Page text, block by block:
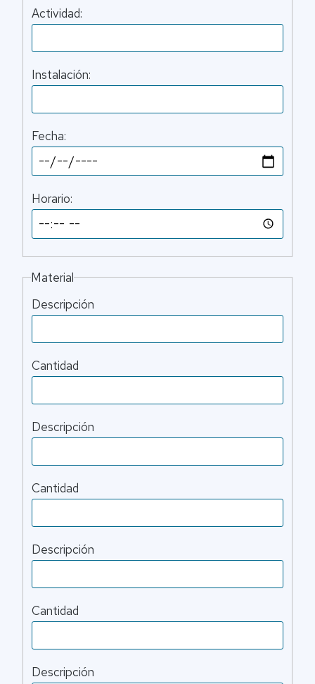
Actividad:
Instalación:
Fecha:
Horario:
Material
Descripción
Cantidad
Descripción
Cantidad
Descripción
Cantidad
Descripción